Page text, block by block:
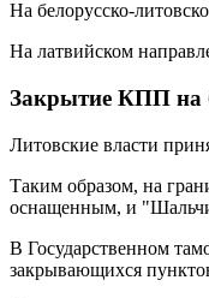
На белорусско-
На латвийском
Закрытие КПП на
Литовские власти
Таким образом, на
оснащенным, и
В Государственном
закрывающихся